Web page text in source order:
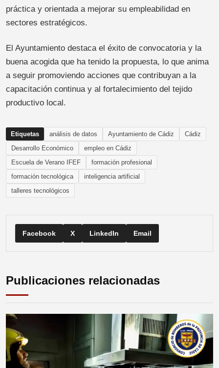
práctica y orientada a mejorar su empleabilidad en
sectores estratégicos.
El Ayuntamiento destaca el éxito de convocatoria y la
buena acogida que ha tenido la propuesta, lo que anima
a seguir promoviendo acciones que contribuyan a la
capacitación continua y al fortalecimiento del tejido
productivo local.
Etiquetas análisis de datos Ayuntamiento de Cádiz
Cádiz
Desarrollo Económico
empleo en Cádiz
Escuela de Verano IFEF
formación profesional
formación tecnológica
inteligencia artificial
talleres tecnológicos
Facebook X LinkedIn Email
Publicaciones relacionadas